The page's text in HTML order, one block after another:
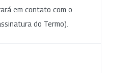
em contato com o
do Termo).